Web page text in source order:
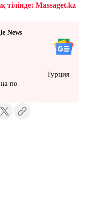
тілінде: Massaget.kz
News
по
Турция